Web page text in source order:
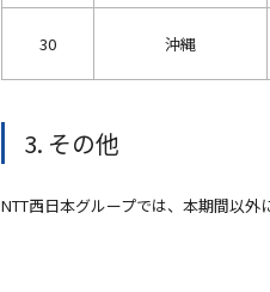
30 沖縄
3. その他
NTT西日本グループでは、本期間以外